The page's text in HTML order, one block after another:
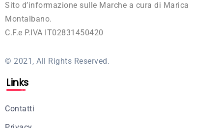
Sito d’informazione sulle Marche a cura di Marica
Montalbano.
C.F.e P.IVA IT02831450420
© 2021, All Rights Reserved.
Links
Contatti